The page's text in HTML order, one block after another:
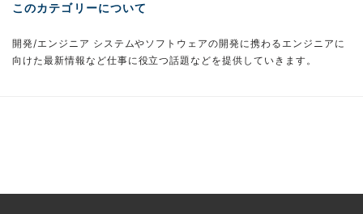
このカテゴリーについて
開発/エンジニア システムやソフトウェアの開発に携わるエンジニアに
向けた最新情報など仕事に役立つ話題などを提供していきます。